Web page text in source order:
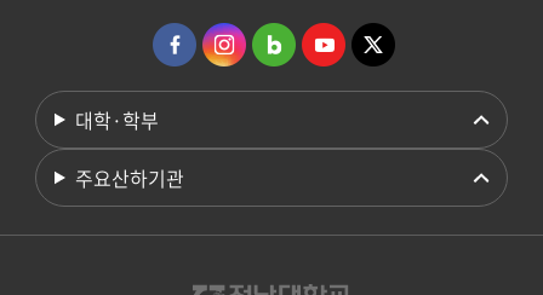
대학·학부
주요산하기관